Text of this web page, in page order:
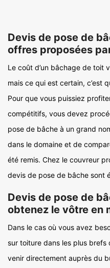
Devis de pose de
offres proposées
Le coût d’un bâchage de toit
mais ce qui est certain, c’est
Pour que vous puissiez
compétitifs, vous devez
pose de bâche à un grand
dans le domaine et de
été remis. Chez le couvreur
devis de pose de bâche sont
Devis de pose de
obtenez le vôtre en
Dans le cas où vous avez
sur toiture dans les plus brefs
venir directement auprès du